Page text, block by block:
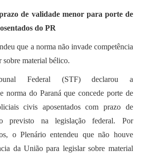
de validade menor para porte de
do PR
que a norma não invade competência
sobre material bélico.
Federal (STF) declarou a
norma do Paraná que concede porte de
civis aposentados com prazo de
previsto na legislação federal. Por
o Plenário entendeu que não houve
da União para legislar sobre material